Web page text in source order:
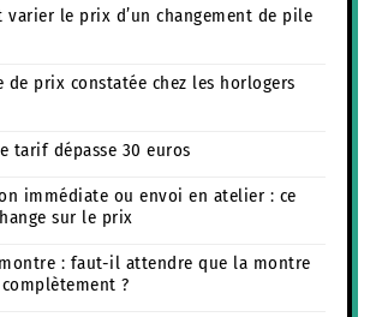
varier le prix d’un changement de pile
de prix constatée chez les horlogers
tarif dépasse 30 euros
immédiate ou envoi en atelier : ce
sur le prix
: faut-il attendre que la montre
complètement ?